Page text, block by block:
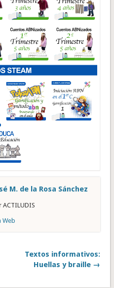
M. de la Rosa Sánchez
ACTILUDIS
Web
Textos informativos:
Huellas y braille →